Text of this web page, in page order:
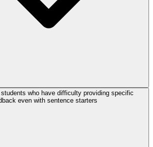
who have difficulty providing specific
even with sentence starters?